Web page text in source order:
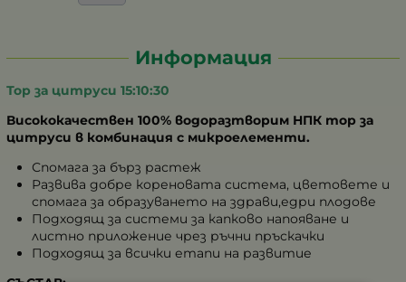
Информация
Тор за цитруси 15:10:30
Висококачествен 100% водоразтворим НПК тор за
цитруси в комбинация с микроелементи.
Спомага за бърз растеж
Развива добре кореновата система, цветовете и
спомага за образуването на здрави,едри плодове
Подходящ за системи за капково напояване и
листно приложение чрез ръчни пръскачки
Подходящ за всички етапи на развитие